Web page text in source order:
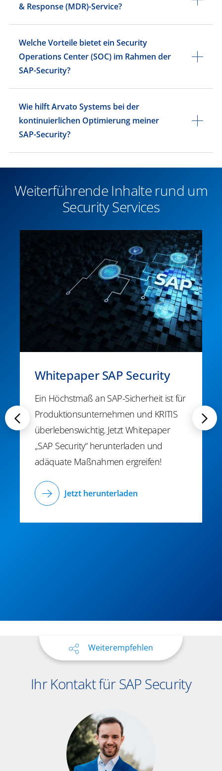
& Response (MDR)-Service?
Welche Vorteile bietet ein Security
Operations Center (SOC) im Rahmen der
SAP-Security?
Wie hilft Arvato Systems bei der
kontinuierlichen Optimierung meiner
SAP-Security?
Weiterführende Inhalte rund um
Security Services
Whitepaper SAP Security
Ein Höchstmaß an SAP-Sicherheit ist für
Produktionsunternehmen und KRITIS
überlebenswichtig. Jetzt Whitepaper
„SAP Security“ herunterladen und
adäquate Maßnahmen ergreifen!
Jetzt herunterladen
Weiterempfehlen
Ihr Kontakt für SAP Security